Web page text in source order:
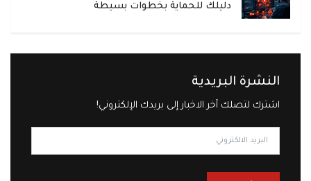
دليلك للحماية بخطوات بسيطة
النشرة البريدية
اشترك لتصلك آخر الاخبار إلى بريدك الإلكتروني!